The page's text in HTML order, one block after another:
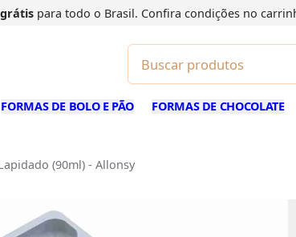
grátispara todo o Brasil. Confira condições no
FORMAS DE BOLO E PÃO FORMAS DE CHOCOLATE
(90ml) - Allonsy